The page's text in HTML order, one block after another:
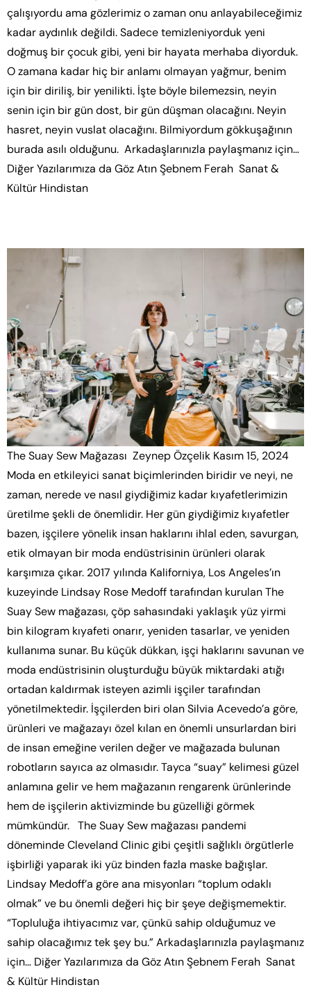
çalışıyordu ama gözlerimiz o zaman onu anlayabileceğimiz
kadar aydınlık değildi. Sadece temizleniyorduk yeni
doğmuş bir çocuk gibi, yeni bir hayata merhaba diyorduk.
O zamana kadar hiç bir anlamı olmayan yağmur, benim
için bir diriliş, bir yenilikti. İşte böyle bilemezsin, neyin
senin için bir gün dost, bir gün düşman olacağını. Neyin
hasret, neyin vuslat olacağını. Bilmiyordum gökkuşağının
burada asılı olduğunu. Arkadaşlarınızla paylaşmanız için…
Diğer Yazılarımıza da Göz Atın Şebnem Ferah Sanat &
Kültür Hindistan
The Suay Sew Mağazası ​ Zeynep Özçelik Kasım 15, 2024
Moda en etkileyici sanat biçimlerinden biridir ve neyi, ne
zaman, nerede ve nasıl giydiğimiz kadar kıyafetlerimizin
üretilme şekli de önemlidir. Her gün giydiğimiz kıyafetler
bazen, işçilere yönelik insan haklarını ihlal eden, savurgan,
etik olmayan bir moda endüstrisinin ürünleri olarak
karşımıza çıkar. 2017 yılında Kaliforniya, Los Angeles’ın
kuzeyinde Lindsay Rose Medoff tarafından kurulan The
Suay Sew mağazası, çöp sahasındaki yaklaşık yüz yirmi
bin kilogram kıyafeti onarır, yeniden tasarlar, ve yeniden
kullanıma sunar. Bu küçük dükkan, işçi haklarını savunan ve
moda endüstrisinin oluşturduğu büyük miktardaki atığı
ortadan kaldırmak isteyen azimli işçiler tarafından
yönetilmektedir. İşçilerden biri olan Silvia Acevedo’a göre,
ürünleri ve mağazayı özel kılan en önemli unsurlardan biri
de insan emeğine verilen değer ve mağazada bulunan
robotların sayıca az olmasıdır. Tayca “suay” kelimesi güzel
anlamına gelir ve hem mağazanın rengarenk ürünlerinde
hem de işçilerin aktivizminde bu güzelliği görmek
mümkündür. The Suay Sew mağazası pandemi
döneminde Cleveland Clinic gibi çeşitli sağlıklı örgütlerle
işbirliği yaparak iki yüz binden fazla maske bağışlar.
Lindsay Medoff’a göre ana misyonları “toplum odaklı
olmak” ve bu önemli değeri hiç bir şeye değişmemektir.
“Topluluğa ihtiyacımız var, çünkü sahip olduğumuz ve
sahip olacağımız tek şey bu.” Arkadaşlarınızla paylaşmanız
için… Diğer Yazılarımıza da Göz Atın Şebnem Ferah Sanat
& Kültür Hindistan